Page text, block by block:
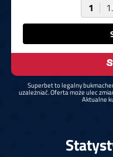
1
Superbet to legalny
uzależniać. Oferta może ulec
Aktualne